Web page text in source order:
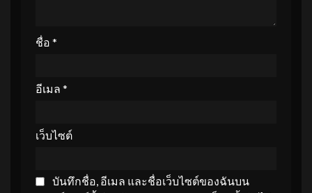
ชื่อ *
อีเมล *
เว็บไซต์
บันทึกชื่อ, อีเมล และชื่อเว็บไซต์ของฉันบน